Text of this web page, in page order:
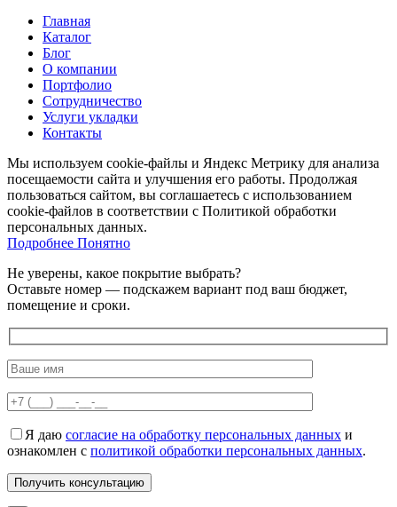
Главная
Каталог
Блог
О компании
Портфолио
Сотрудничество
Услуги укладки
Контакты
Мы используем cookie-файлы и Яндекс Метрику для анализа
посещаемости сайта и улучшения его работы. Продолжая
пользоваться сайтом, вы соглашаетесь с использованием
cookie-файлов в соответствии с Политикой обработки
персональных данных.
Подробнее Подробнее
Понятно
Не уверены, какое покрытие выбрать?
Оставьте номер — подскажем вариант под ваш бюджет,
помещение и сроки.
Я даю согласие на обработку персональных данных и
ознакомлен с политикой обработки персональных данных.